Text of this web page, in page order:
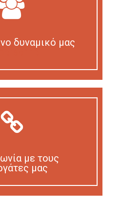
δυναμικό μας
με τους
μας